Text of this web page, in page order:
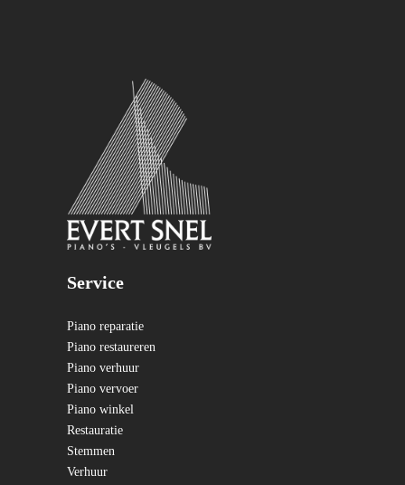
Service
Piano reparatie
Piano restaureren
Piano verhuur
Piano vervoer
Piano winkel
Restauratie
Stemmen
Verhuur